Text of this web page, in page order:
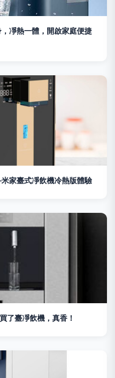
凈熱一體，開啟家庭便捷
家臺式凈飲機冷熱版體驗
了臺凈飲機，真香！